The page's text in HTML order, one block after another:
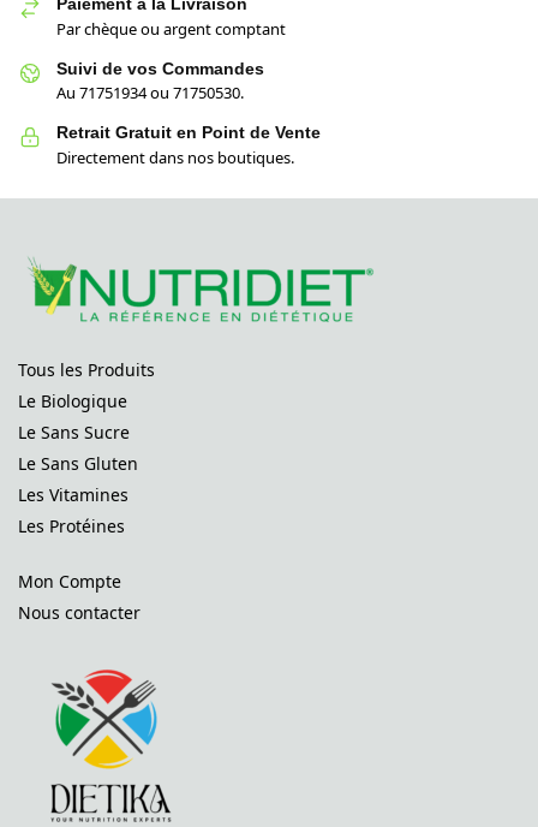
Paiement à la Livraison
Par chèque ou argent comptant
Suivi de vos Commandes
Au 71751934 ou 71750530.
Retrait Gratuit en Point de Vente
Directement dans nos boutiques.
Tous les Produits
Le Biologique
Le Sans Sucre
Le Sans Gluten
Les Vitamines
Les Protéines
Mon Compte
Nous contacter